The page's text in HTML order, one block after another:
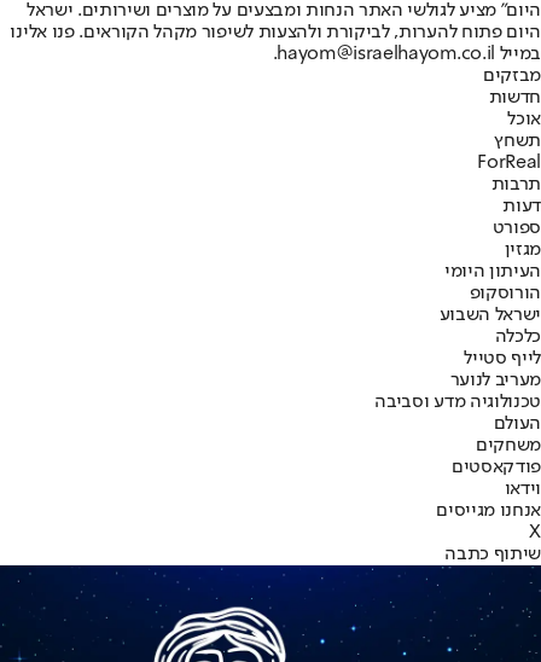
היום" מציע לגולשי האתר הנחות ומבצעים על מוצרים ושירותים. ישראל
היום פתוח להערות, לביקורת ולהצעות לשיפור מקהל הקוראים. פנו אלינו
במייל hayom@israelhayom.co.il.
מבזקים
חדשות
אוכל
תשחץ
ForReal
תרבות
דעות
ספורט
מגזין
העיתון היומי
הורוסקופ
ישראל השבוע
כלכלה
לייף סטייל
מעריב לנוער
טכנולוגיה מדע וסביבה
העולם
משחקים
פודקאסטים
וידאו
אנחנו מגייסים
X
שיתוף כתבה